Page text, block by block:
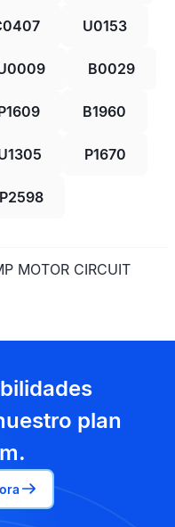
U0153
B0029
B1960
P1670
P2598
MOTOR CIRCUIT
plan